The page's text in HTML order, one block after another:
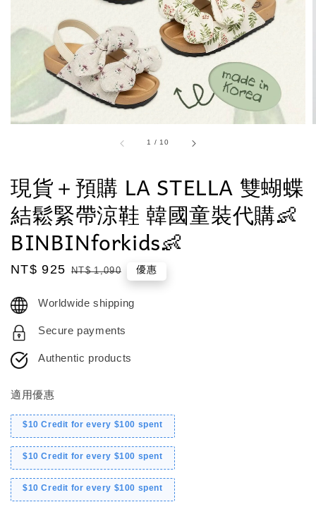
1 /10
現貨＋預購 LA STELLA 雙蝴蝶
結鬆緊帶涼鞋 韓國童裝代購👶
BINBINforkids👶
Sale
NT$ 925 Regular
NT$ 1,090 優惠
Worldwide shipping
Secure payments
Authentic products
適用優惠
$10 Credit for every $100 spent
$10 Credit for every $100 spent
$10 Credit for every $100 spent